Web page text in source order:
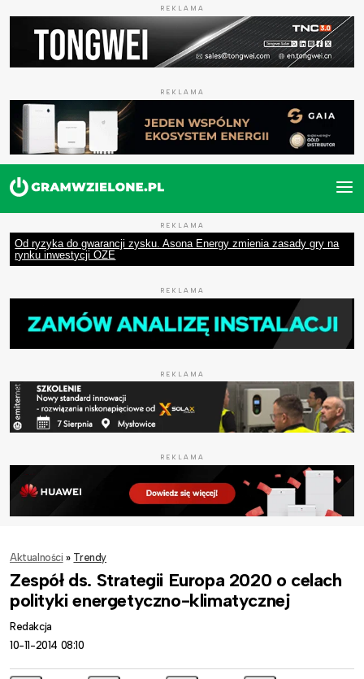
REKLAMA
REKLAMA
REKLAMA
Od ryzyka do gwarancji zysku. Asona Energy zmienia zasady gry na
rynku inwestycji OZE
REKLAMA
REKLAMA
REKLAMA
Aktualności » Trendy
Zespół ds. Strategii Europa 2020 o celach
polityki energetyczno-klimatycznej
Redakcja
10-11-2014 08:10